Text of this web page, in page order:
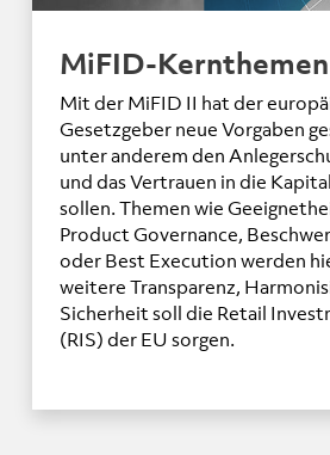
MiFID-Kernthemen
Mit der MiFID II hat der
Gesetzgeber neue Vorgaben
unter anderem den
und das Vertrauen in die
sollen. Themen wie
Product Governance,
oder Best Execution werden
weitere Transparenz,
Sicherheit soll die Retail
(RIS) der EU sorgen.